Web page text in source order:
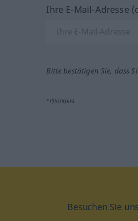
Ihre E-Mail-Adresse
Bitte bestätigen Sie, dass
*Pflichtfeld
Besuchen Sie